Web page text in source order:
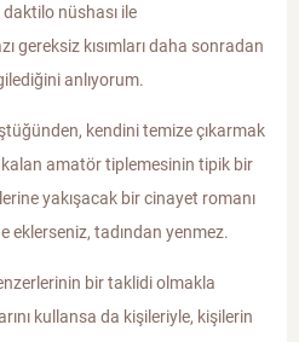
daktilo nüshası ile
gereksiz kısımları daha sonradan
anlıyorum.
kendini temize çıkarmak
amatör tiplemesinin tipik bir
yakışacak bir cinayet romanı
eklerseniz, tadından yenmez.
bir taklidi olmakla
kullansa da kişileriyle, kişilerin